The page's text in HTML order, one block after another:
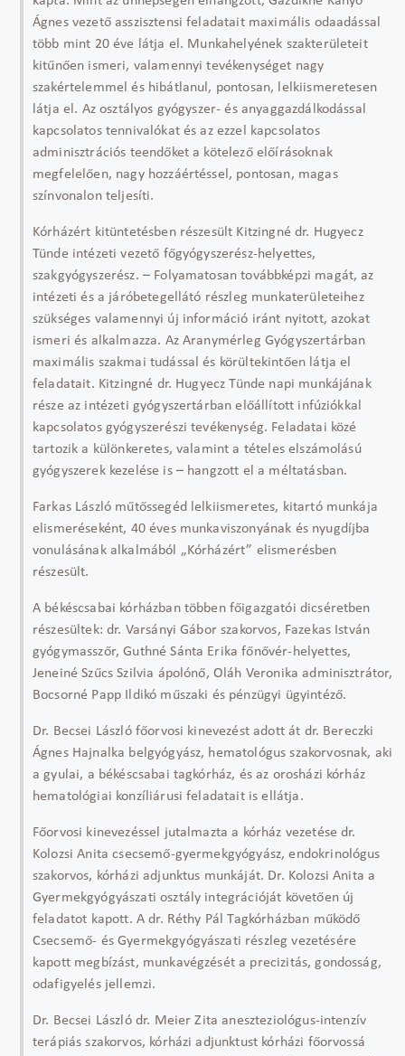
Ágnes vezető asszisztensi feladatait maximális odaadással
több mint 20 éve látja el. Munkahelyének szakterületeit
kitűnően ismeri, valamennyi tevékenységet nagy
szakértelemmel és hibátlanul, pontosan, lelkiismeretesen
látja el. Az osztályos gyógyszer- és anyaggazdálkodással
kapcsolatos tennivalókat és az ezzel kapcsolatos
adminisztrációs teendőket a kötelező előírásoknak
megfelelően, nagy hozzáértéssel, pontosan, magas
színvonalon teljesíti.
Kórházért kitüntetésben részesült Kitzingné dr. Hugyecz
Tünde intézeti vezető főgyógyszerész-helyettes,
szakgyógyszerész. – Folyamatosan továbbképzi magát, az
intézeti és a járóbetegellátó részleg munkaterületeihez
szükséges valamennyi új információ iránt nyitott, azokat
ismeri és alkalmazza. Az Aranymérleg Gyógyszertárban
maximális szakmai tudással és körültekintően látja el
feladatait. Kitzingné dr. Hugyecz Tünde napi munkájának
része az intézeti gyógyszertárban előállított infúziókkal
kapcsolatos gyógyszerészi tevékenység. Feladatai közé
tartozik a különkeretes, valamint a tételes elszámolású
gyógyszerek kezelése is – hangzott el a méltatásban.
Farkas László műtőssegéd lelkiismeretes, kitartó munkája
elismeréseként, 40 éves munkaviszonyának és nyugdíjba
vonulásának alkalmából „Kórházért” elismerésben
részesült.
A békéscsabai kórházban többen főigazgatói dicséretben
részesültek: dr. Varsányi Gábor szakorvos, Fazekas István
gyógymasszőr, Guthné Sánta Erika főnővér-helyettes,
Jeneiné Szűcs Szilvia ápolónő, Oláh Veronika adminisztrátor,
Bocsorné Papp Ildikó műszaki és pénzügyi ügyintéző.
Dr. Becsei László főorvosi kinevezést adott át dr. Bereczki
Ágnes Hajnalka belgyógyász, hematológus szakorvosnak, aki
a gyulai, a békéscsabai tagkórház, és az orosházi kórház
hematológiai konzíliárusi feladatait is ellátja.
Főorvosi kinevezéssel jutalmazta a kórház vezetése dr.
Kolozsi Anita csecsemő-gyermekgyógyász, endokrinológus
szakorvos, kórházi adjunktus munkáját. Dr. Kolozsi Anita a
Gyermekgyógyászati osztály integrációját követően új
feladatot kapott. A dr. Réthy Pál Tagkórházban működő
Csecsemő- és Gyermekgyógyászati részleg vezetésére
kapott megbízást, munkavégzését a precizitás, gondosság,
odafigyelés jellemzi.
Dr. Becsei László dr. Meier Zita aneszteziológus-intenzív
terápiás szakorvos, kórházi adjunktust kórházi főorvossá